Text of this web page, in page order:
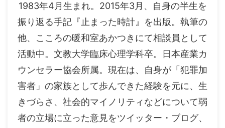
1983年4月生まれ。2015年3月、自身の半生を
振り返る手記『止まった時計』を出版。執筆の
他、こころの暖和室あかつきにて相談員として
活動中。文教大学臨床心理学科卒。日本産業カ
ウンセラー協会所属。現在は、自身が「犯罪加
害者」の家族として歩んできた経験を元に、生
きづらさ、社会的マイノリティなどについて弱
者の立場に立った意見をツイッター・ブログ、